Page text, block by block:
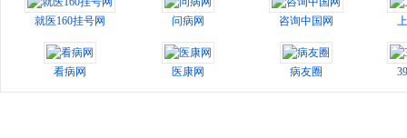
就医160挂号网 问病网 咨询中国网
看病网 医康网 病友圈